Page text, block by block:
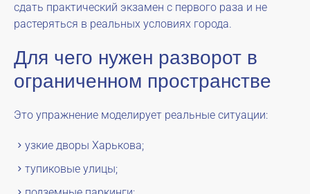
сдать практический экзамен с первого раза и не
растеряться в реальных условиях города.
Для чего нужен разворот в
ограниченном пространстве
Это упражнение моделирует реальные ситуации:
узкие дворы Харькова;
тупиковые улицы;